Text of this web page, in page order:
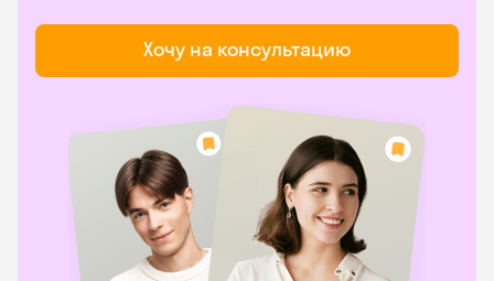
Хочу на консультацию